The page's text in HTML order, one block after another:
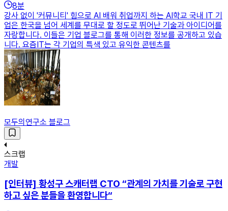
8분
강사 없이 '커뮤니티' 힘으로 AI 배워 취업까지 하는 AI학교 국내 IT 기
업은 한국을 넘어 세계를 무대로 할 정도로 뛰어난 기술과 아이디어를
자랑합니다. 이들은 기업 블로그를 통해 이러한 정보를 공개하고 있습
니다. 요즘IT는 각 기업의 특색 있고 유익한 콘텐츠를
모두의연구소 블로그
스크랩
개발
[인터뷰] 황성구 스캐터랩 CTO “관계의 가치를 기술로 구현
하고 싶은 분들을 환영합니다“